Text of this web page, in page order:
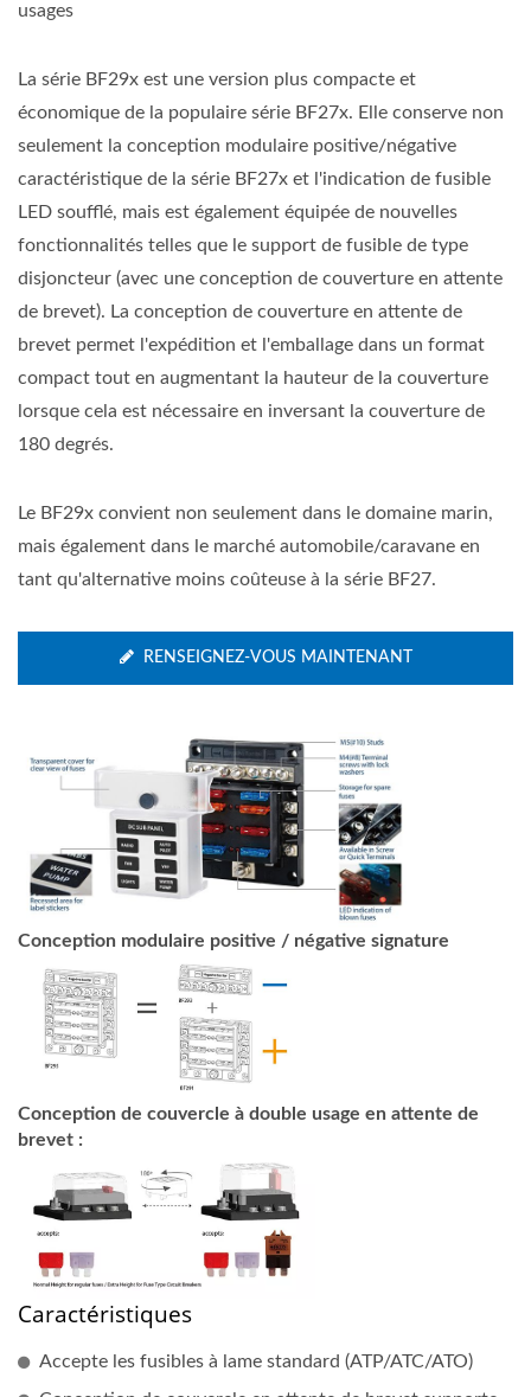
usages
La série BF29x est une version plus compacte et
économique de la populaire série BF27x. Elle conserve non
seulement la conception modulaire positive/négative
caractéristique de la série BF27x et l'indication de fusible
LED soufflé, mais est également équipée de nouvelles
fonctionnalités telles que le support de fusible de type
disjoncteur (avec une conception de couverture en attente
de brevet). La conception de couverture en attente de
brevet permet l'expédition et l'emballage dans un format
compact tout en augmentant la hauteur de la couverture
lorsque cela est nécessaire en inversant la couverture de
180 degrés.
Le BF29x convient non seulement dans le domaine marin,
mais également dans le marché automobile/caravane en
tant qu'alternative moins coûteuse à la série BF27.
RENSEIGNEZ-VOUS MAINTENANT
Conception modulaire positive / négative signature
Conception de couvercle à double usage en attente de
brevet :
Caractéristiques
Accepte les fusibles à lame standard (ATP/ATC/ATO)